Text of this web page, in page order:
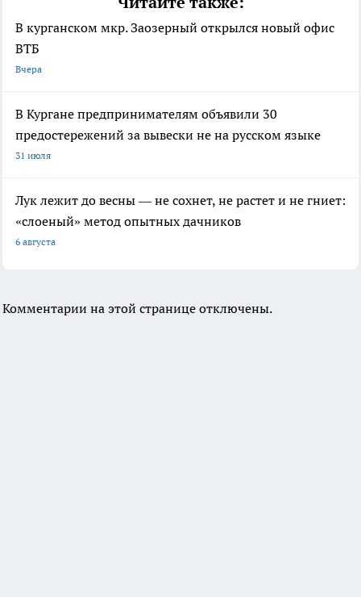
В курганском мкр. Заозерный открылся новый офис
ВТБ
Вчера
В Кургане предпринимателям объявили 30
предостережений за вывески не на русском языке
31 июля
Лук лежит до весны — не сохнет, не растет и не гниет:
«слоеный» метод опытных дачников
6 августа
Комментарии на этой странице отключены.